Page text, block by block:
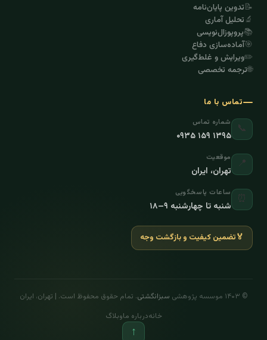
📝تدوین پایان‌نامه
🔬تحلیل آماری
📚پروپوزال‌نویسی
🎯آماده‌سازی دفاع
✏️ویرایش و غلط‌گیری
🌐ترجمه تخصصی
تماس با ما
📞 شماره تماس
۰۹۳۵ ۱۵۹ ۱۳۹۵
📍 موقعیت
تهران، ایران
⏰ ساعات پاسخگویی
شنبه تا چهارشنبه ۹–۱۸
🏅تضمین کیفیت و بازگشت وجه
© ۱۴۰۳ موسسه پژوهشی سبزانگشتی. تمام حقوق محفوظ است. | تهران، ایران
خانهدرباره ماوبلاگ
↑